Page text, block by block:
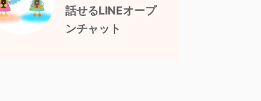
話せるLINEオープ
ンチャット